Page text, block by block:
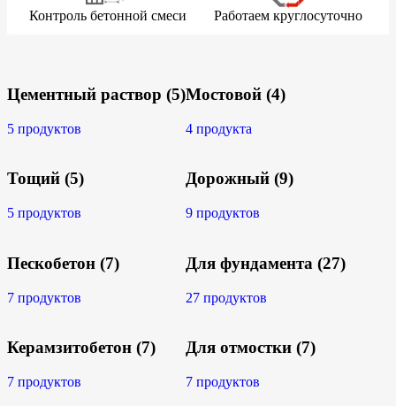
Контроль бетонной смеси Работаем круглосуточно
Цементный раствор (5)
5 продуктов
Тощий (5)
5 продуктов
Пескобетон (7)
7 продуктов
Керамзитобетон (7)
7 продуктов
Мостовой (4)
4 продукта
Дорожный (9)
9 продуктов
Для фундамента (27)
27 продуктов
Для отмостки (7)
7 продуктов